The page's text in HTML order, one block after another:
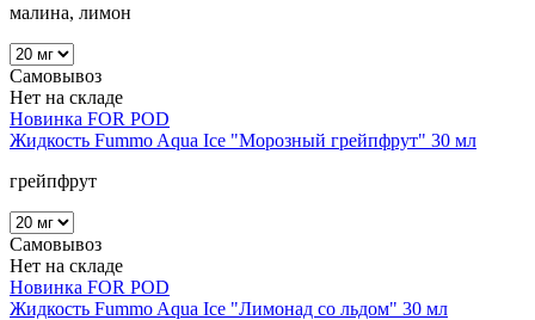
малина, лимон
Самовывоз
Нет на складе
Новинка FOR POD
Жидкость Fummo Aqua Ice "Морозный грейпфрут" 30 мл
грейпфрут
Самовывоз
Нет на складе
Новинка FOR POD
Жидкость Fummo Aqua Ice "Лимонад со льдом" 30 мл